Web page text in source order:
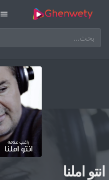
menu English
انتو املنا